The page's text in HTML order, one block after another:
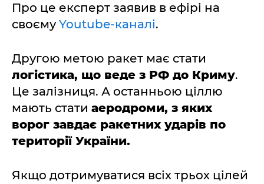
Про це експерт заявив в ефірі на
своємуYoutube-каналі.
Другою метою ракет має стати
логістика, що веде з РФ до Криму.
Це залізниця. А останньою ціллю
мають стати аеродроми, з яких
ворог завдає ракетних ударів по
території України.
Якщо дотримуватися всіх трьох цілей